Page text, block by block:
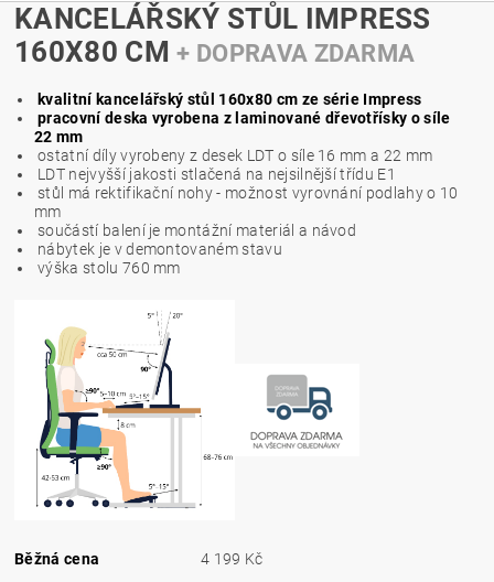
KANCELÁŘSKÝ STŮL IMPRESS
160X80 CM+ DOPRAVA ZDARMA
kvalitní kancelářský stůl 160x80 cm ze série Impress
pracovní deska vyrobena z laminované dřevotřísky o síle
22 mm
ostatní díly vyrobeny z desek LDT o síle 16 mm a 22 mm
LDT nejvyšší jakosti stlačená na nejsilnější třídu E1
stůl má rektifikační nohy - možnost vyrovnání podlahy o 10
mm
součástí balení je montážní materiál a návod
nábytek je v demontovaném stavu
výška stolu 760 mm
Běžná cena
4 199 Kč